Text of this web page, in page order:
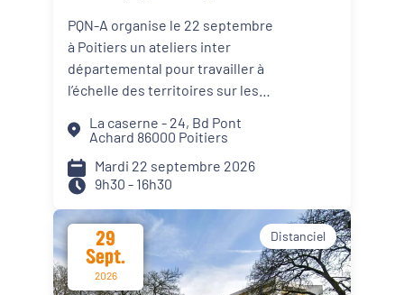
PQN-A organise le 22 septembre
à Poitiers un ateliers inter
départemental pour travailler à
l’échelle des territoires sur les
trajectoires des jeunes vis-à-vis
de l’emploi. Entre facteurs
personnels, culturels,
d'opportunité et institutionnels,
décryptez avec vos partenaires
locaux quels sont les profils de
jeunes présents sur votre
territoire et mettez au jour de
La caserne - 24, Bd Pont
Achard 86000 Poitiers
Mardi 22 septembre 2026
9h30 - 16h30
29
Sept.
2026
Distanciel